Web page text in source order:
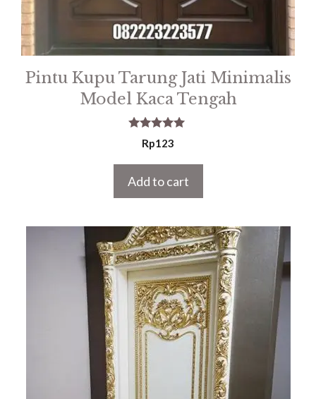
Pintu Kupu Tarung Jati Minimalis
Model Kaca Tengah
5.00
out of 5
Rp123
Add to cart